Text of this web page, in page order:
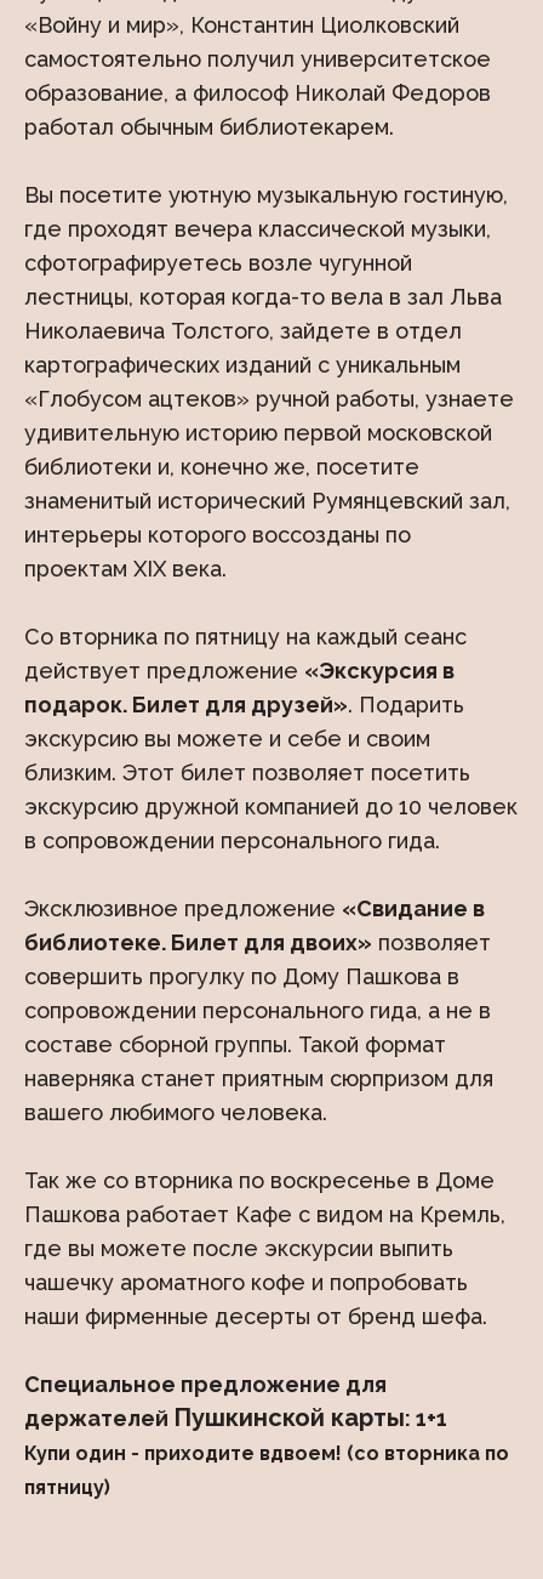
«Войну и мир», Константин Циолковский
самостоятельно получил университетское
образование, а философ Николай Федоров
работал обычным библиотекарем.
Вы посетите уютную музыкальную гостиную,
где проходят вечера классической музыки,
сфотографируетесь возле чугунной
лестницы, которая когда-то вела в зал Льва
Николаевича Толстого, зайдете в отдел
картографических изданий с уникальным
«Глобусом ацтеков» ручной работы, узнаете
удивительную историю первой московской
библиотеки и, конечно же, посетите
знаменитый исторический Румянцевский зал,
интерьеры которого воссозданы по
проектам XIX века.
Со вторника по пятницу на каждый сеанс
действует предложение «Экскурсия в
подарок. Билет для друзей». Подарить
экскурсию вы можете и себе и своим
близким. Этот билет позволяет посетить
экскурсию дружной компанией до 10 человек
в сопровождении персонального гида.
Эксклюзивное предложение «Свидание в
библиотеке. Билет для двоих» позволяет
совершить прогулку по Дому Пашкова в
сопровождении персонального гида, а не в
составе сборной группы. Такой формат
наверняка станет приятным сюрпризом для
вашего любимого человека.
Так же со вторника по воскресенье в Доме
Пашкова работает Кафе с видом на Кремль,
где вы можете после экскурсии выпить
чашечку ароматного кофе и попробовать
наши фирменные десерты от бренд шефа.
Специальное предложение для
держателей Пушкинской карты: 1+1
Купи один - приходите вдвоем! (со вторника по
пятницу)